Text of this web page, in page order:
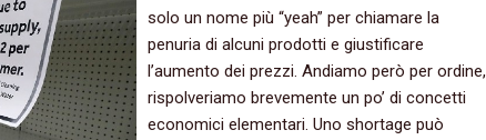
solo un nome più “yeah” per chiamare la
penuria di alcuni prodotti e giustificare
l’aumento dei prezzi. Andiamo però per ordine,
rispolveriamo brevemente un po’ di concetti
economici elementari. Uno shortage può